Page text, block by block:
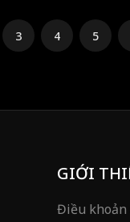
3 4 5
GIỚI
Điều khoản